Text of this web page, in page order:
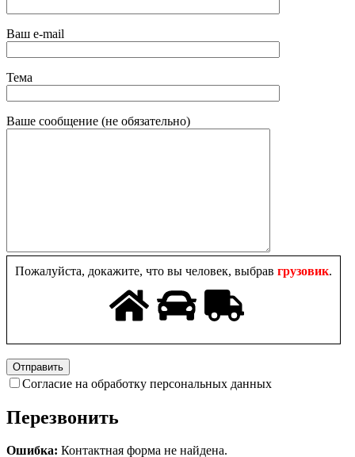
Ваш e-mail
Тема
Ваше сообщение (не обязательно)
Пожалуйста, докажите, что вы человек, выбрав грузовик.
Согласие на обработку персональных данных
Перезвонить
Ошибка: Контактная форма не найдена.